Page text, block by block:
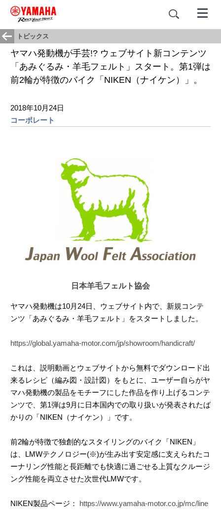
トピックス
ヤマハ発動機が手芸!? ウェブサイト新コンテンツ
「あみぐるみ・羊毛フェルト」スタート。第1弾は
前2輪が特徴のバイク「NIKEN（ナイケン）」。
2018年10月24日
コーポレート
日本羊毛フェルト協会
ヤマハ発動機は10月24日、ウェブサイト内で、新規コンテ
ンツ「あみぐるみ・羊毛フェルト」をスタートしました。
https://global.yamaha-motor.com/jp/showroom/handicraft/
これは、説明動画とウェブサイトから無料でダウンロード出
来るレシピ（編み図・設計図）をもとに、ユーザー自らがヤ
マハ発動機の製品をモチーフにした作品を作り上げるコンテ
ンツで、第1弾は9月に日本国内での取り扱いが発表されたば
かりの「NIKEN（ナイケン）」です。
前2輪が特徴で独創的なスタイリングのバイク「NIKEN」
は、LMWテクノロジー(※)が生み出す安定感に支えられたコ
ーナリング性能と長距離でも快適に過ごせる上質なクルージ
ング性能を両立させた次世代LMWです。
NIKEN製品ページ： https://www.yamaha-motor.co.jp/mc/line